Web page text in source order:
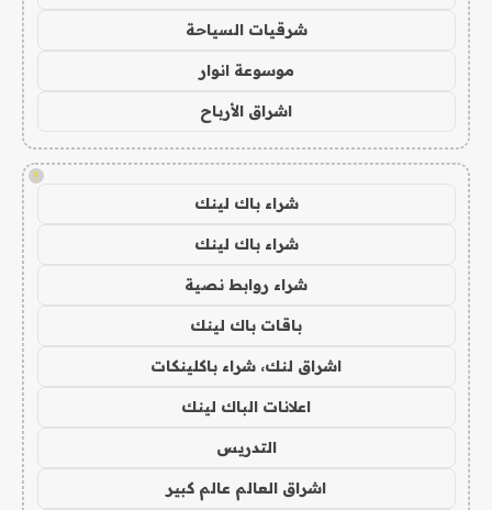
شرقيات السياحة
موسوعة انوار
اشراق الأرباح
!
شراء باك لينك
شراء باك لينك
شراء روابط نصية
باقات باك لينك
اشراق لنك، شراء باكلينكات
اعلانات الباك لينك
التدريس
اشراق العالم عالم كبير